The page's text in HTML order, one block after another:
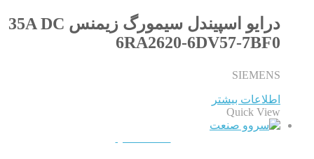
درایو اسپیندل سیمورگ زیمنس 35A DC
6RA2620-6DV57-7BF0
SIEMENS
اطلاعات بیشتر
Quick View